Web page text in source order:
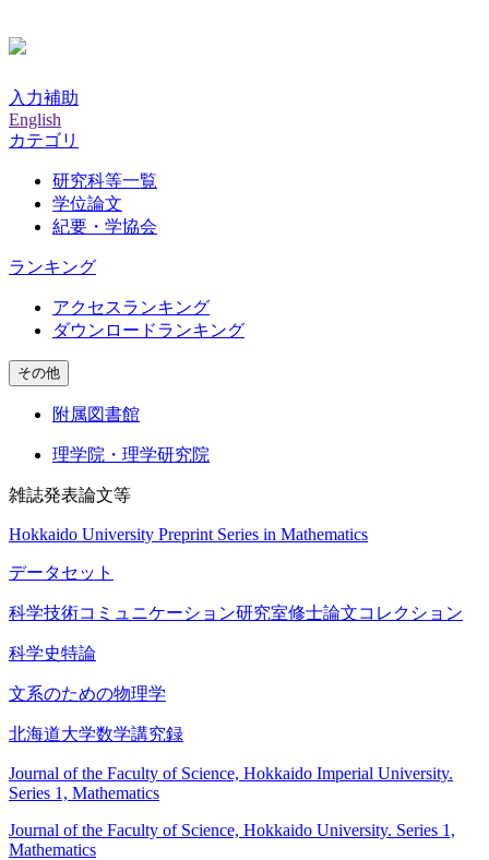
入力補助
English
カテゴリ
研究科等一覧
学位論文
紀要・学協会
ランキング
アクセスランキング
ダウンロードランキング
その他
附属図書館
理学院・理学研究院
雑誌発表論文等
Hokkaido University Preprint Series in Mathematics
データセット
科学技術コミュニケーション研究室修士論文コレクション
科学史特論
文系のための物理学
北海道大学数学講究録
Journal of the Faculty of Science, Hokkaido Imperial University.
Series 1, Mathematics
Journal of the Faculty of Science, Hokkaido University. Series 1,
Mathematics